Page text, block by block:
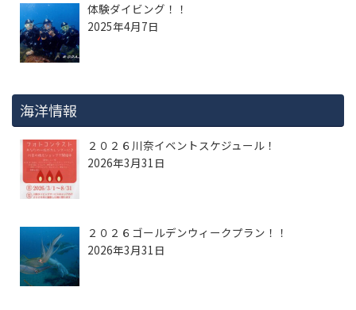
体験ダイビング！！
2025年4月7日
海洋情報
２０２６川奈イベントスケジュール！
2026年3月31日
２０２６ゴールデンウィークプラン！！
2026年3月31日